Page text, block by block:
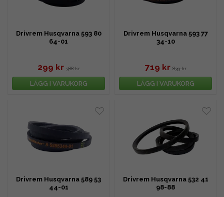
Drivrem Husqvarna 593 80
64-01
299 kr 388 kr
LÄGG I VARUKORG
Drivrem Husqvarna 593 77
34-10
719 kr 839 kr
LÄGG I VARUKORG
Drivrem Husqvarna 589 53
44-01
Drivrem Husqvarna 532 41
98-88